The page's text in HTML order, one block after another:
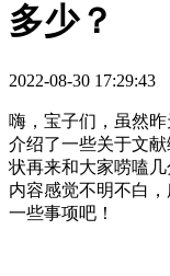
多少？
2022-08-30 17:29:43
嗨，宝子们，虽然
介绍了一些关于文
状再来和大家唠嗑
内容感觉不明不白
一些事项吧！